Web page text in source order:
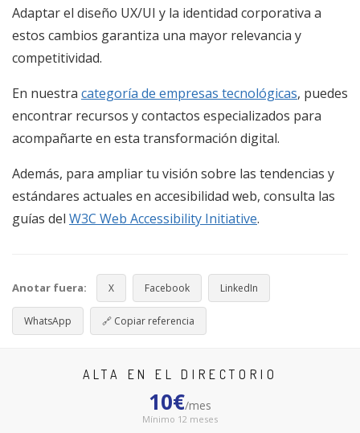
Adaptar el diseño UX/UI y la identidad corporativa a
estos cambios garantiza una mayor relevancia y
competitividad.
En nuestra categoría de empresas tecnológicas, puedes
encontrar recursos y contactos especializados para
acompañarte en esta transformación digital.
Además, para ampliar tu visión sobre las tendencias y
estándares actuales en accesibilidad web, consulta las
guías del W3C Web Accessibility Initiative.
Anotar fuera: X Facebook LinkedIn
WhatsApp 🔗 Copiar referencia
ALTA EN EL DIRECTORIO
10€/mes
Mínimo 12 meses